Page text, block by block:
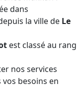
dans
la ville de Le
est classé au rang
nos services
besoins en